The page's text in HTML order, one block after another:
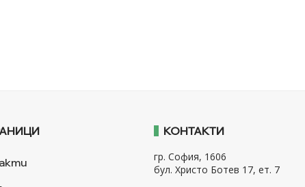
КОНТАКТИ
гр. София, 1606
бул. Христо Ботев 17, ет. 7